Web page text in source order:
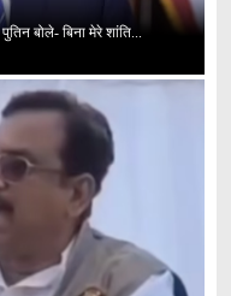
बोले- बिना मेरे शांति...